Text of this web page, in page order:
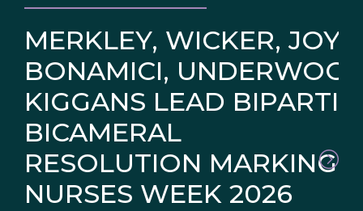
MERKLEY, WICKER,
BONAMICI,
KIGGANS LEAD
BICAMERAL
RESOLUTION MARKING
NURSES WEEK 2026